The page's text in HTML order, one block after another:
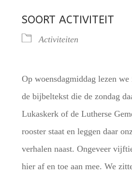
SOORT ACTIVITEIT
Activiteiten
Op woensdagmiddag lezen
de bijbeltekst die de zondag
Lukaskerk of de Lutherse
rooster staat en leggen daar
verhalen naast. Ongeveer
hier af en toe aan mee. We